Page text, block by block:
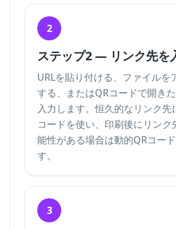
2
ステップ2 — リンク先を
URLを貼り付ける、ファイルを
する、またはQRコードで開き
入力します。恒久的なリンク先
コードを使い、印刷後にリンク
能性がある場合は動的QRコー
す。
3